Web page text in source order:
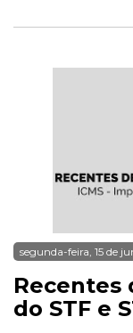
segunda-feira, 15 de
Recentes
do STF e